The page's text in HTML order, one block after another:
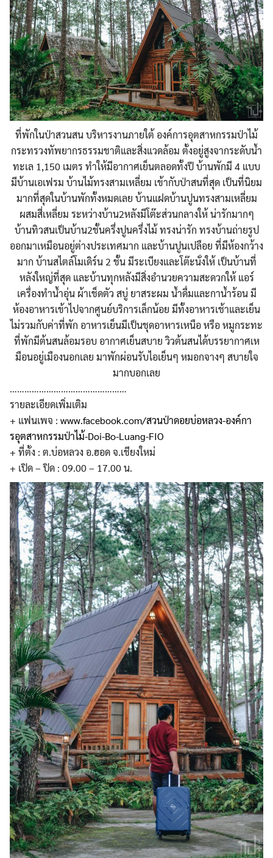
ที่พักในป่าสวนสน บริหารงานภายใต้ องค์การอุตสาหกรรมป่าไม้
กระทรวงทัพยากรธรรมชาติและสิ่งแวดล้อม ตั้งอยู่สูงจากระดับน้ำ
ทะเล 1,150 เมตร ทำให้มีอากาศเย็นตลอดทั้งปีบ้านพักมี 4 แบบ
มีบ้านเอเฟรม บ้านไม้ทรงสามเหลี่ยม เข้ากับป่าสนที่สุด เป็นที่นิยม
มากที่สุดในบ้านพักทั้งหมดเลย บ้านแฝดบ้านปูนทรงสามเหลี่ยม
ผสมสี่เหลี่ยม ระหว่างบ้าน2หลังมีโต๊ะส่วนกลางให้ น่ารักมากๆ
บ้านทิวสนเป็นบ้าน2ชั้นครึ่งปูนครึ่งไม้ ทรงน่ารัก ทรงบ้านถ่ายรูป
ออกมาเหมือนอยู่ต่างประเทศมาก และบ้านปูนเปลือย ที่มีห้องกว้าง
มาก บ้านสไตล์โมเดิร์น 2 ชั้น มีระเบียงและโต๊ะนั่งให้ เป็นบ้านที่
หลังใหญ่ที่สุด และบ้านทุกหลังมีสิ่งอำนวยความสะดวกให้ แอร์
เครื่องทำน้ำอุ่น ผ้าเช็ดตัว สบู่ ยาสระผม น้ำดื่มและกาน้ำร้อน มี
ห้องอาหารเข้าไปจากศูนย์บริการเล็กน้อย มีทั้งอาหารเช้าและเย็น
ไม่รวมกับค่าที่พัก อาหารเย็นมีเป็นชุดอาหารเหนือ หรือ หมูกระทะ
ที่พักมีต้นสนล้อมรอบ อากาศเย็นสบาย วิวต้นสนได้บรรยากาศเห
มือนอยู่เมืองนอกเลย มาพักผ่อนรับไอเย็นๆ หมอกจางๆ สบายใจ
มากบอกเลย
…………………………………………
รายละเอียดเพิ่มเติม
+ แฟนเพจ : www.facebook.com/สวนป่าดอยบ่อหลวง-องค์กา
รอุตสาหกรรมป่าไม้-Doi-Bo-Luang-FIO
+ ที่ตั้ง : ต.บ่อหลวง อ.ฮอด จ.เชียงใหม่
+ เปิด – ปิด : 09.00 – 17.00 น.